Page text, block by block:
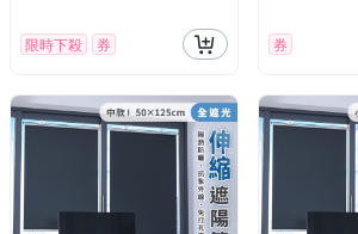
限時下殺 券 券